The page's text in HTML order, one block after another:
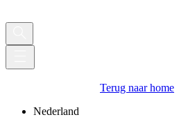
Terug naar home
Nederland